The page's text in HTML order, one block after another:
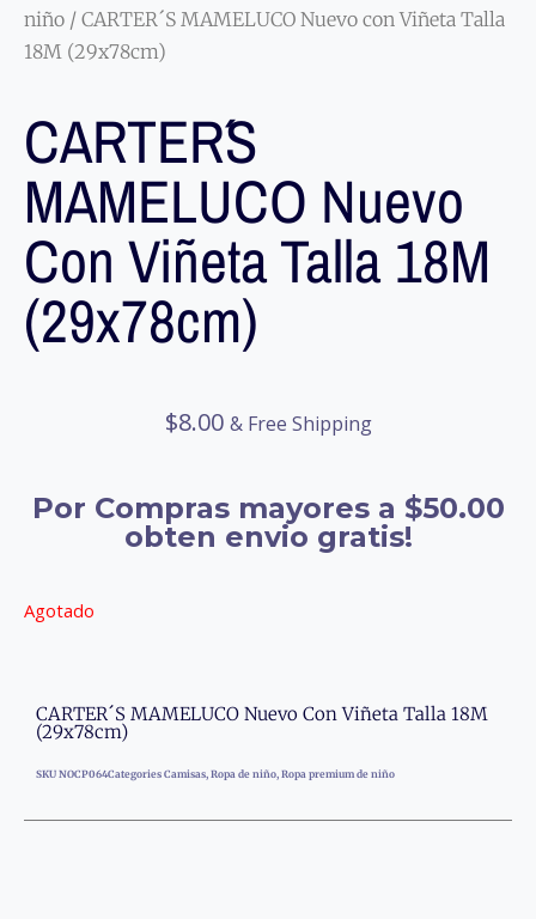
niño / CARTER´S MAMELUCO Nuevo con Viñeta Talla
18M (29x78cm)
CARTER´S
MAMELUCO Nuevo
Con Viñeta Talla 18M
(29x78cm)
$8.00 & Free Shipping
Por Compras mayores a $50.00
obten envio gratis!
Agotado
CARTER´S MAMELUCO Nuevo Con Viñeta Talla 18M
(29x78cm)
SKU NOCP064Categories Camisas, Ropa de niño, Ropa premium de niño